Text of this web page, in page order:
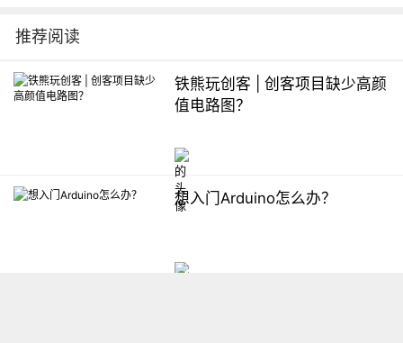
推荐阅读
铁熊玩创客 | 创客项目缺少高颜
值电路图？
想入门Arduino怎么办？